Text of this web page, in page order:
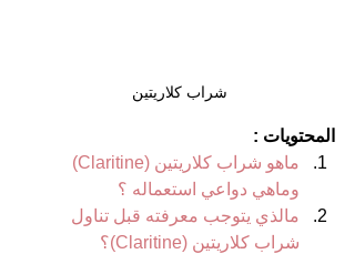
شراب كلاريتين
المحتويات :
ماهو شراب كلاريتين (Claritine)
وماهي دواعي استعماله ؟
مالذي يتوجب معرفته قبل تناول
شراب كلاريتين (Claritine)؟